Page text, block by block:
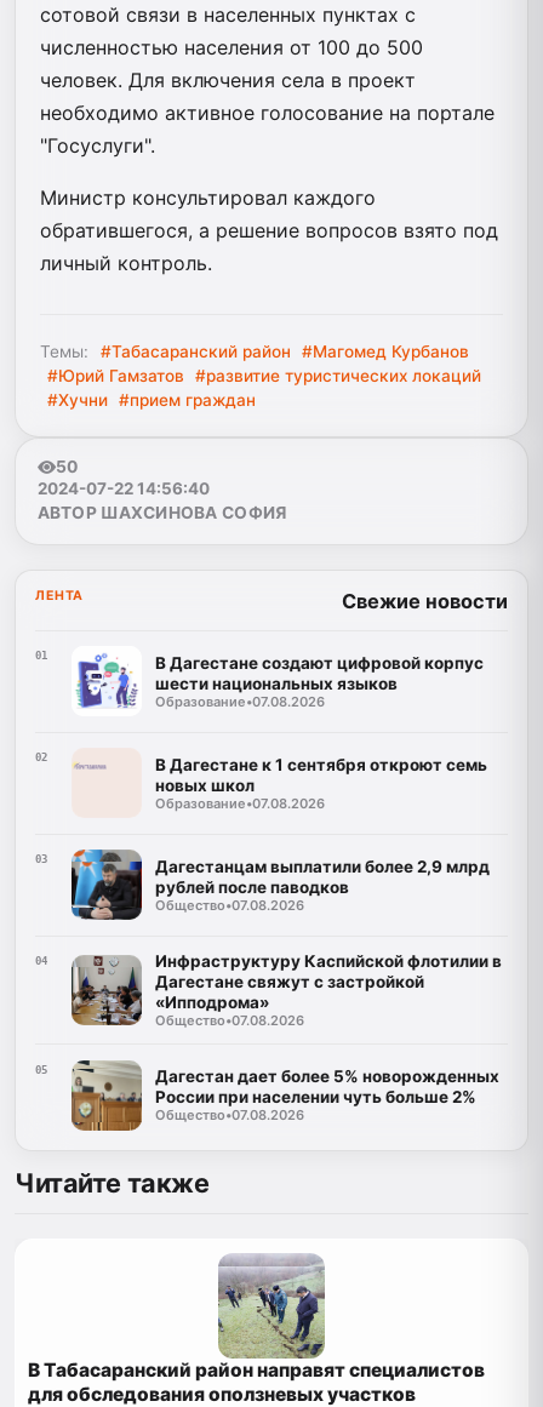
сотовой связи в населенных пунктах с
численностью населения от 100 до 500
человек. Для включения села в проект
необходимо активное голосование на портале
"Госуслуги".
Министр консультировал каждого
обратившегося, а решение вопросов взято под
личный контроль.
Темы: #Табасаранский район
#Магомед Курбанов
#Юрий Гамзатов
#развитие туристических локаций
#Хучни #прием граждан
50
2024-07-22 14:56:40
АВТОР ШАХСИНОВА СОФИЯ
ЛЕНТА Свежие новости
01
В Дагестане создают цифровой корпус
шести национальных языков
Образование•07.08.2026
02
В Дагестане к 1 сентября откроют семь
новых школ
Образование•07.08.2026
03
Дагестанцам выплатили более 2,9 млрд
рублей после паводков
Общество•07.08.2026
04
Инфраструктуру Каспийской флотилии в
Дагестане свяжут с застройкой
«Ипподрома»
Общество•07.08.2026
05
Дагестан дает более 5% новорожденных
России при населении чуть больше 2%
Общество•07.08.2026
Читайте также
В Табасаранский район направят специалистов
для обследования оползневых участков